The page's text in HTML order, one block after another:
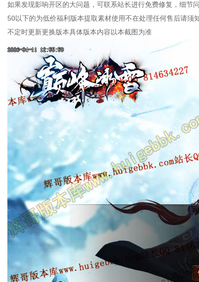
如果发现影响开区的大问题，可联系站长进行免费修复，细节
50以下的为低价福利版本提取素材使用不在处理任何售后请须
不定时更新更换版本具体版本内容以本截图为准